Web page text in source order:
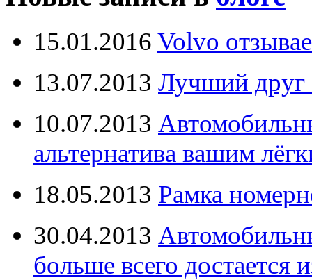
15.01.2016 Volvo
13.07.2013 Лучший друг
10.07.2013
альтернатива вашим
18.05.2013 Рамка
30.04.2013
больше всего достается